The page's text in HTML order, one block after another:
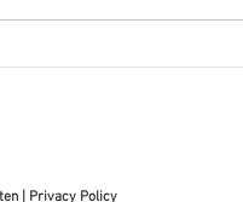
5
| Privacy Policy